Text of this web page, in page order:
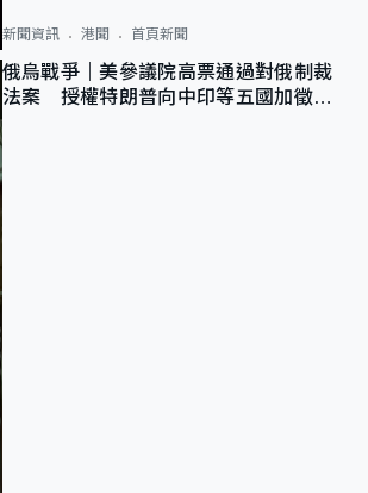
新聞資訊 港聞 首頁新聞
俄烏戰爭｜美參議院高票通過對俄制裁
法案 授權特朗普向中印等五國加徵
100%關稅